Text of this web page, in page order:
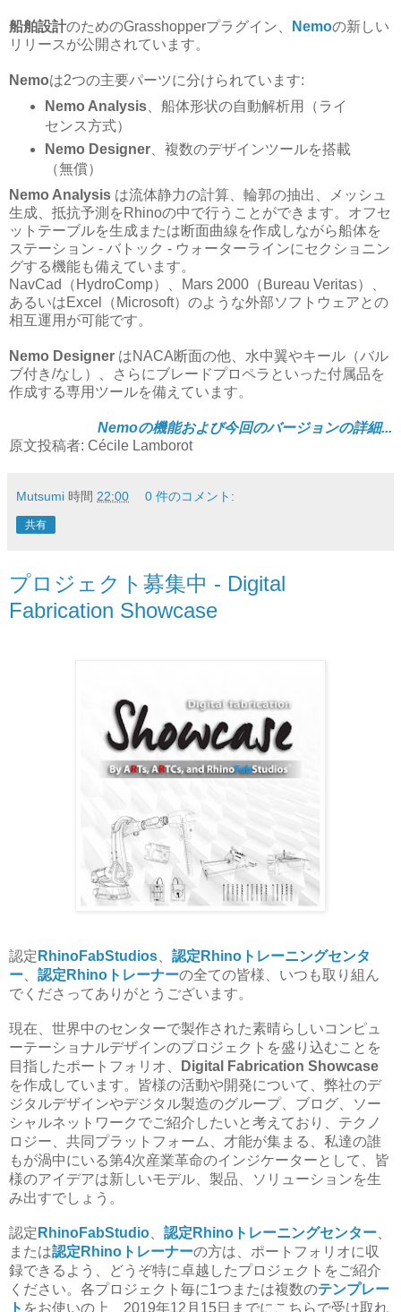
船舶設計のためのGrasshopperプラグイン、 Nemoの新しい
リリースが公開されています。
Nemoは2つの主要パーツに分けられています:
Nemo Analysis、船体形状の自動解析用（ライ
センス方式）
Nemo Designer、複数のデザインツールを搭載
（無償）
Nemo Analysis は流体静力の計算、輪郭の抽出、メッシュ
生成、抵抗予測をRhinoの中で行うことができます。オフセ
ットテーブルを生成または断面曲線を作成しながら船体を
ステーション - バトック - ウォーターラインにセクショニン
グする機能も備えています。
NavCad（HydroComp）、Mars 2000（Bureau Veritas）、
あるいはExcel（Microsoft）のような外部ソフトウェアとの
相互運用が可能です。
Nemo Designer はNACA断面の他、水中翼やキール（バル
ブ付き/なし）、さらにブレードプロペラといった付属品を
作成する専用ツールを備えています。
Nemoの機能および今回のバージョンの詳細...
原文投稿者: Cécile Lamborot
Mutsumi 時間 22:00 0 件のコメント:
共有
プロジェクト募集中 - Digital
Fabrication Showcase
認定 RhinoFabStudios
認定Rhinoトレーニングセンタ
ー
認定Rhinoトレーナーの全ての皆様、いつも取り組ん
でくださってありがとうございます。
現在、世界中のセンターで製作された素晴らしいコンピュ
ーテーショナルデザインのプロジェクトを盛り込むことを
目指したポートフォリオ、
Digital Fabrication Showcase
を作成しています。 皆様の活動や開発について、弊社のデ
ジタルデザインやデジタル製造のグループ、ブログ、ソー
シャルネットワークでご紹介したいと考えており、 テクノ
ロジー、共同プラットフォーム、才能が集まる、私達の誰
もが渦中にいる第4次産業革命のインジケーターとして、皆
様のアイデアは新しいモデル、製品、ソリューションを生
み出すでしょう。
認定 RhinoFabStudio 認定Rhinoトレーニングセンター
または認定Rhinoトレーナーの方は、ポートフォリオに収
録できるよう、どうぞ特に卓越したプロジェクトをご紹介
ください。 各プロジェクト毎に1つまたは複数のテンプレー
ト をお使いの上、2019年12月15日までにこちらで受け取れ